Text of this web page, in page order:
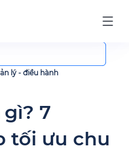
lý - điều hành
7
tối ưu chu